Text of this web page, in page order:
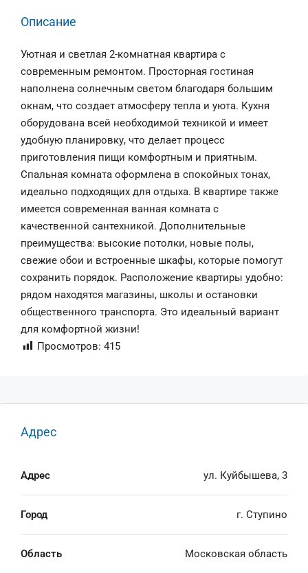
Описание
Уютная и светлая 2-комнатная квартира с
современным ремонтом. Просторная гостиная
наполнена солнечным светом благодаря большим
окнам, что создает атмосферу тепла и уюта. Кухня
оборудована всей необходимой техникой и имеет
удобную планировку, что делает процесс
приготовления пищи комфортным и приятным.
Спальная комната оформлена в спокойных тонах,
идеально подходящих для отдыха. В квартире также
имеется современная ванная комната с
качественной сантехникой. Дополнительные
преимущества: высокие потолки, новые полы,
свежие обои и встроенные шкафы, которые помогут
сохранить порядок. Расположение квартиры удобно:
рядом находятся магазины, школы и остановки
общественного транспорта. Это идеальный вариант
для комфортной жизни!
Просмотров: 415
Адрес
Адрес ул. Куйбышева, 3
Город г. Ступино
Область Московская область